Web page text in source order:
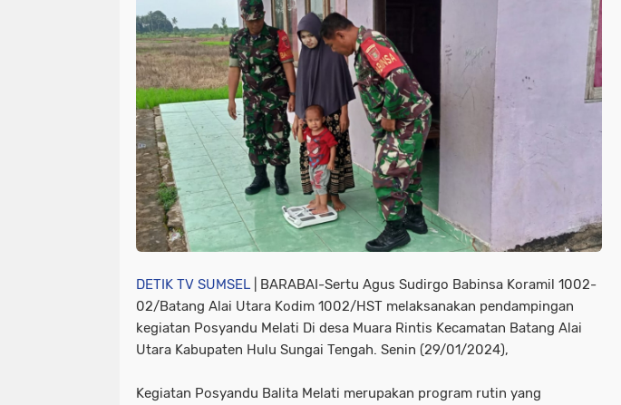
DETIK TV SUMSEL | BARABAI-Sertu Agus Sudirgo Babinsa Koramil 1002-
02/Batang Alai Utara Kodim 1002/HST melaksanakan pendampingan
kegiatan Posyandu Melati Di desa Muara Rintis Kecamatan Batang Alai
Utara Kabupaten Hulu Sungai Tengah. Senin (29/01/2024),
Kegiatan Posyandu Balita Melati merupakan program rutin yang